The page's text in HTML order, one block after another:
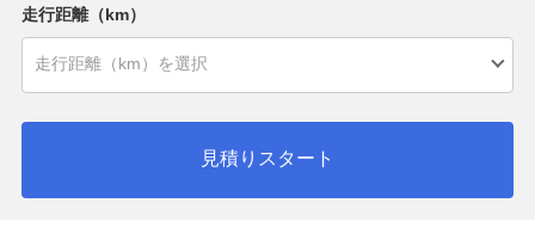
走行距離（km）
見積りスタート